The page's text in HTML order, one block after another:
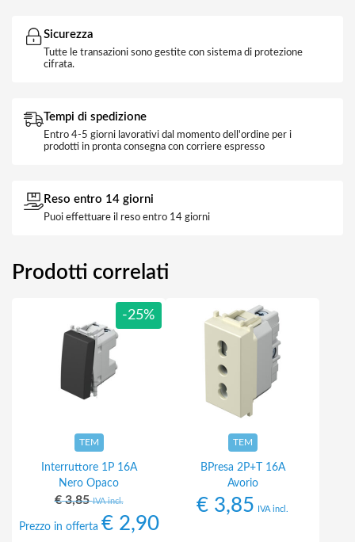
Sicurezza
Tutte le transazioni sono gestite con sistema di protezione
cifrata.
Tempi di spedizione
Entro 4-5 giorni lavorativi dal momento dell'ordine per i
prodotti in pronta consegna con corriere espresso
Reso entro 14 giorni
Puoi effettuare il reso entro 14 giorni
Prodotti correlati
-25%
TEM
Interruttore 1P 16A
Nero Opaco
€3,85 IVA incl.
Prezzo in offerta €2,90
TEM
BPresa 2P+T 16A
Avorio
€ 3,85 IVA incl.